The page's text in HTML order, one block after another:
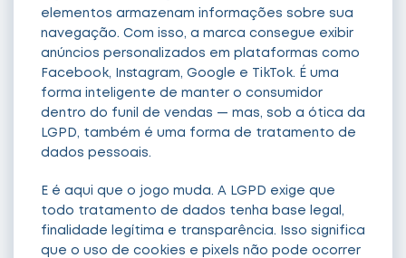
elementos armazenam informações sobre sua
navegação. Com isso, a marca consegue exibir
anúncios personalizados em plataformas como
Facebook, Instagram, Google e TikTok. É uma
forma inteligente de manter o consumidor
dentro do funil de vendas — mas, sob a ótica da
LGPD, também é uma forma de tratamento de
dados pessoais.
E é aqui que o jogo muda. A LGPD exige que
todo tratamento de dados tenha base legal,
finalidade legítima e transparência. Isso significa
que o uso de cookies e pixels não pode ocorrer